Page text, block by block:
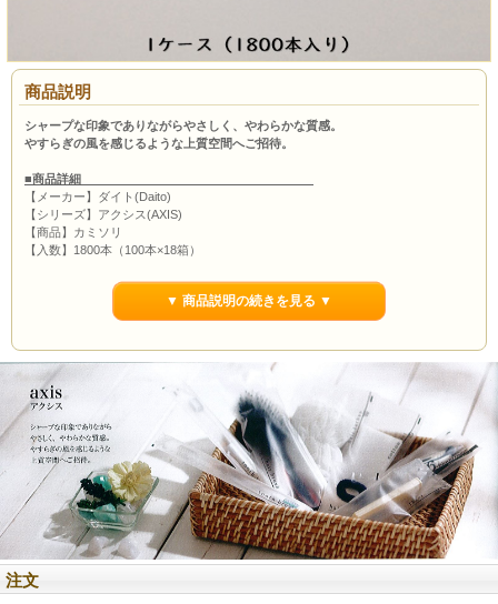
商品説明
シャープな印象でありながらやさしく、やわらかな質感。
やすらぎの風を感じるような上質空間へご招待。
■商品詳細
【メーカー】ダイト(Daito)
【シリーズ】アクシス(AXIS)
【商品】カミソリ
【入数】1800本（100本×18箱）
【仕様】3枚刃首振りスムーサー付き 袋入り
ハンドル材質：ポリスチレン
【寸法】全長：115mm
▼ 商品説明の続きを見る ▼
注文